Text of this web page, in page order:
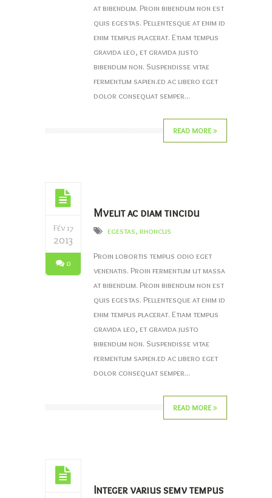
at bibendum. Proin bibendum non est
quis egestas. Pellentesque at enim id
enim tempus placerat. Etiam tempus
gravida leo, et gravida justo
bibendum non. Suspendisse vitae
fermentum sapien.ed ac libero eget
dolor consequat semper...
READ MORE
Fév 17
2013
0
Mvelit ac diam tincidu
egestas, rhoncus
Proin lobortis tempus odio eget
venenatis. Proin fermentum ut massa
at bibendum. Proin bibendum non est
quis egestas. Pellentesque at enim id
enim tempus placerat. Etiam tempus
gravida leo, et gravida justo
bibendum non. Suspendisse vitae
fermentum sapien.ed ac libero eget
dolor consequat semper...
READ MORE
Integer varius semv tempus